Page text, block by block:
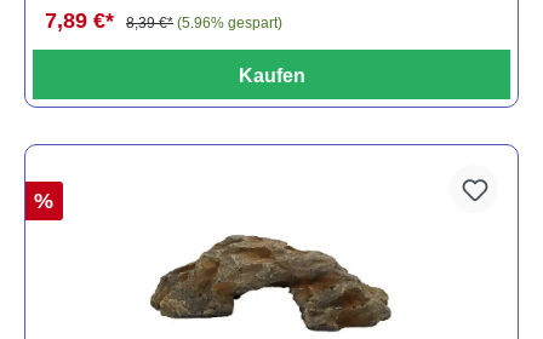
7,89 €* 8,39 €* (5.96% gespart)
Kaufen
%